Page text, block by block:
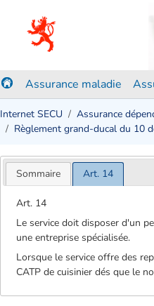
Assurance maladie
Internet SECU Assurance
Règlement grand-ducal du 10
Sommaire Art. 14
Art. 14
Le service doit disposer d'un
une entreprise spécialisée.
Lorsque le service offre des
CATP de cuisinier dés que le